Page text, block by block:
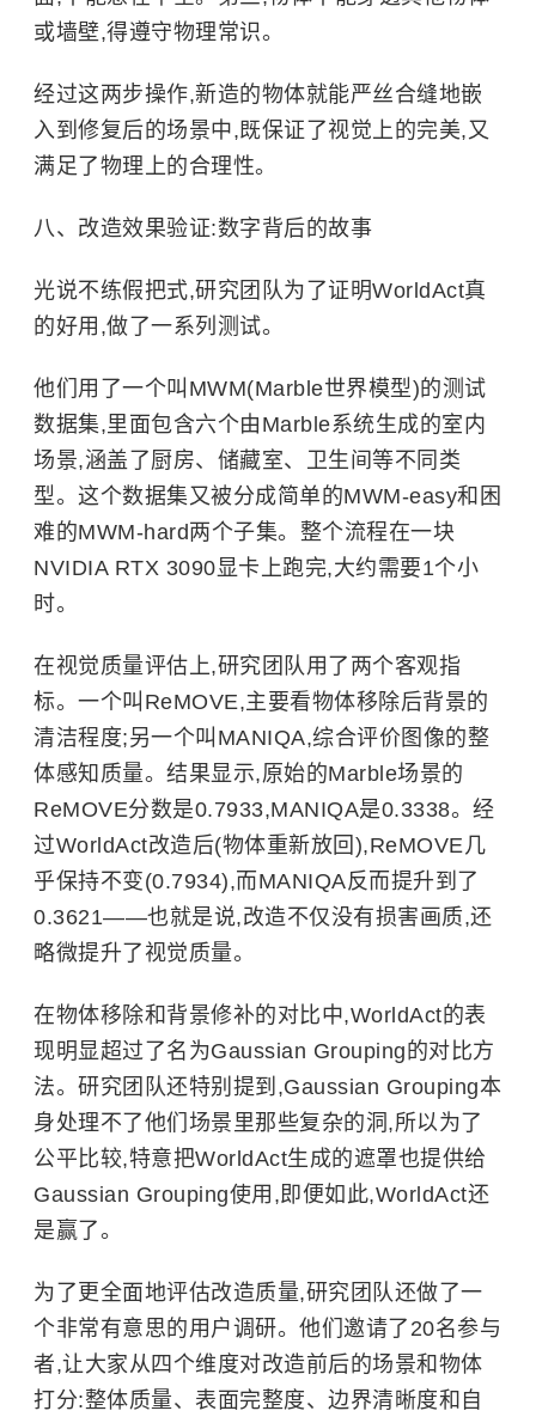
或墙壁,得遵守物理常识。
经过这两步操作,新造的物体就能严丝合缝地嵌
入到修复后的场景中,既保证了视觉上的完美,又
满足了物理上的合理性。
八、改造效果验证:数字背后的故事
光说不练假把式,研究团队为了证明WorldAct真
的好用,做了一系列测试。
他们用了一个叫MWM(Marble世界模型)的测试
数据集,里面包含六个由Marble系统生成的室内
场景,涵盖了厨房、储藏室、卫生间等不同类
型。这个数据集又被分成简单的MWM-easy和困
难的MWM-hard两个子集。整个流程在一块
NVIDIA RTX 3090显卡上跑完,大约需要1个小
时。
在视觉质量评估上,研究团队用了两个客观指
标。一个叫ReMOVE,主要看物体移除后背景的
清洁程度;另一个叫MANIQA,综合评价图像的整
体感知质量。结果显示,原始的Marble场景的
ReMOVE分数是0.7933,MANIQA是0.3338。经
过WorldAct改造后(物体重新放回),ReMOVE几
乎保持不变(0.7934),而MANIQA反而提升到了
0.3621——也就是说,改造不仅没有损害画质,还
略微提升了视觉质量。
在物体移除和背景修补的对比中,WorldAct的表
现明显超过了名为Gaussian Grouping的对比方
法。研究团队还特别提到,Gaussian Grouping本
身处理不了他们场景里那些复杂的洞,所以为了
公平比较,特意把WorldAct生成的遮罩也提供给
Gaussian Grouping使用,即便如此,WorldAct还
是赢了。
为了更全面地评估改造质量,研究团队还做了一
个非常有意思的用户调研。他们邀请了20名参与
者,让大家从四个维度对改造前后的场景和物体
打分:整体质量、表面完整度、边界清晰度和自